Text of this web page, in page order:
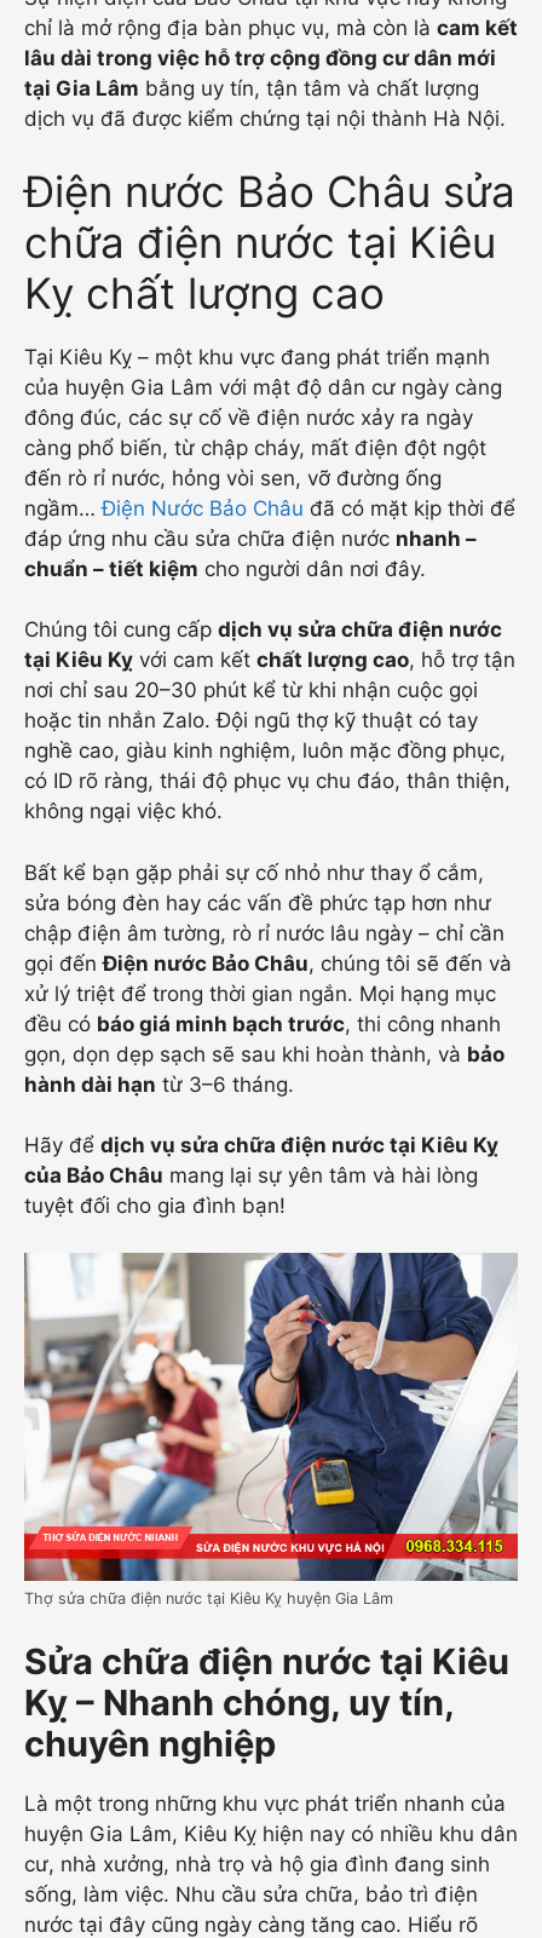
chỉ là mở rộng địa bàn phục vụ, mà còn là cam kết
lâu dài trong việc hỗ trợ cộng đồng cư dân mới
tại Gia Lâm bằng uy tín, tận tâm và chất lượng
dịch vụ đã được kiểm chứng tại nội thành Hà Nội.
Điện nước Bảo Châu sửa
chữa điện nước tại Kiêu
Kỵ chất lượng cao
Tại Kiêu Kỵ – một khu vực đang phát triển mạnh
của huyện Gia Lâm với mật độ dân cư ngày càng
đông đúc, các sự cố về điện nước xảy ra ngày
càng phổ biến, từ chập cháy, mất điện đột ngột
đến rò rỉ nước, hỏng vòi sen, vỡ đường ống
ngầm…Điện Nước Bảo Châu đã có mặt kịp thời để
đáp ứng nhu cầu sửa chữa điện nước nhanh –
chuẩn – tiết kiệm cho người dân nơi đây.
Chúng tôi cung cấp dịch vụ sửa chữa điện nước
tại Kiêu Kỵ với cam kết chất lượng cao, hỗ trợ tận
nơi chỉ sau 20–30 phút kể từ khi nhận cuộc gọi
hoặc tin nhắn Zalo. Đội ngũ thợ kỹ thuật có tay
nghề cao, giàu kinh nghiệm, luôn mặc đồng phục,
có ID rõ ràng, thái độ phục vụ chu đáo, thân thiện,
không ngại việc khó.
Bất kể bạn gặp phải sự cố nhỏ như thay ổ cắm,
sửa bóng đèn hay các vấn đề phức tạp hơn như
chập điện âm tường, rò rỉ nước lâu ngày – chỉ cần
gọi đếnĐiện nước Bảo Châu, chúng tôi sẽ đến và
xử lý triệt để trong thời gian ngắn. Mọi hạng mục
đều có báo giá minh bạch trước, thi công nhanh
gọn, dọn dẹp sạch sẽ sau khi hoàn thành, và bảo
hành dài hạn từ 3–6 tháng.
Hãy để dịch vụ sửa chữa điện nước tại Kiêu Kỵ
của Bảo Châu mang lại sự yên tâm và hài lòng
tuyệt đối cho gia đình bạn!
Thợ sửa chữa điện nước tại Kiêu Kỵ huyện Gia Lâm
Sửa chữa điện nước tại Kiêu
Kỵ – Nhanh chóng, uy tín,
chuyên nghiệp
Là một trong những khu vực phát triển nhanh của
huyện Gia Lâm, Kiêu Kỵ hiện nay có nhiều khu dân
cư, nhà xưởng, nhà trọ và hộ gia đình đang sinh
sống, làm việc. Nhu cầu sửa chữa, bảo trì điện
nước tại đây cũng ngày càng tăng cao. Hiểu rõ